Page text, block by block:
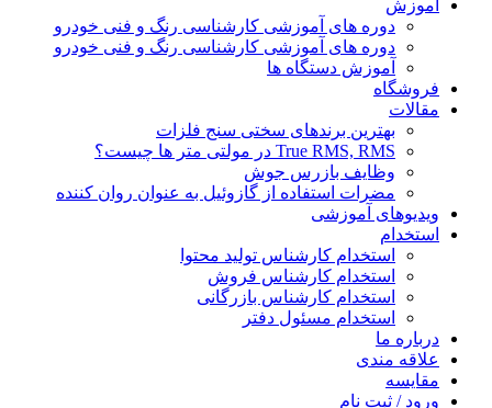
آموزش
دوره های آموزشی کارشناسی رنگ و فنی خودرو
دوره های آموزشی کارشناسی رنگ و فنی خودرو
آموزش دستگاه ها
فروشگاه
مقالات
بهترین برندهای سختی سنج فلزات
True RMS, RMS در مولتی متر ها چیست؟
وظایف بازرس جوش
مضرات استفاده از گازوئیل به عنوان روان کننده
ویدیوهای آموزشی
استخدام
استخدام کارشناس تولید محتوا
استخدام کارشناس فروش
استخدام کارشناس بازرگانی
استخدام مسئول دفتر
درباره ما
علاقه مندی
مقایسه
ورود / ثبت نام